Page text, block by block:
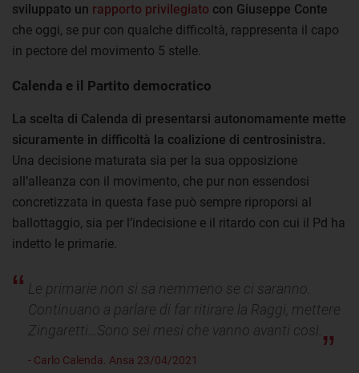
sviluppato un rapporto privilegiato con Giuseppe Conte
che oggi, se pur con qualche difficoltà, rappresenta il capo
in pectore del movimento 5 stelle.
Calenda e il Partito democratico
La scelta di Calenda di presentarsi autonomamente mette
sicuramente in difficoltà la coalizione di centrosinistra.
Una decisione maturata sia per la sua opposizione
all’alleanza con il movimento, che pur non essendosi
concretizzata in questa fase può sempre riproporsi al
ballottaggio, sia per l’indecisione e il ritardo con cui il Pd ha
indetto le primarie.
Le primarie non si sa nemmeno se ci saranno.
Continuano a parlare di far ritirare la Raggi, mettere
Zingaretti…Sono sei mesi che vanno avanti così.
- Carlo Calenda. Ansa 23/04/2021